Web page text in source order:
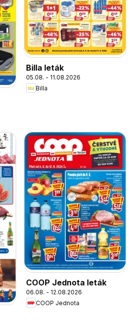
Billa leták
05.08. - 11.08.2026
Billa
COOP Jednota leták
06.08. - 12.08.2026
COOP Jednota